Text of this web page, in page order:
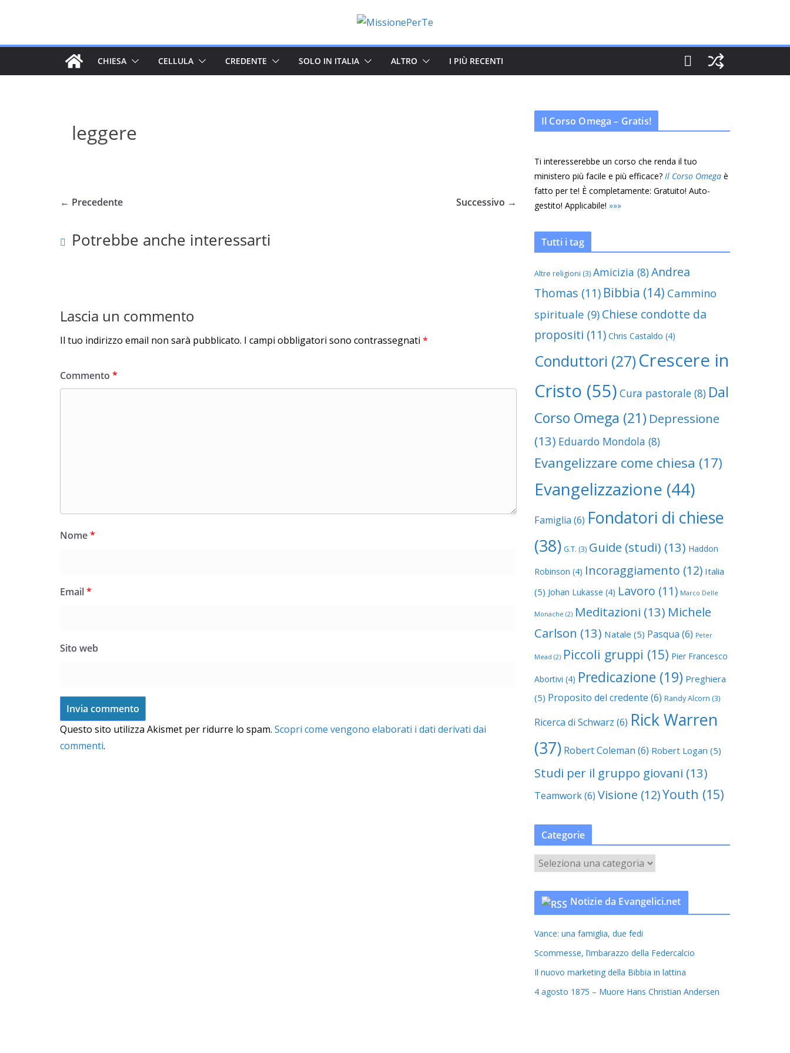
CHIESA CELLULA CREDENTE SOLO IN ITALIA ALTRO I PIÙ RECENTI
leggere
← Precedente Successivo →
Potrebbe anche interessarti
Lascia un commento
Il tuo indirizzo email non sarà pubblicato. I campi obbligatori sono contrassegnati *
Commento *
Nome*
Email*
Sito web
Questo sito utilizza Akismet per ridurre lo spam. Scopri come vengono elaborati i dati derivati dai
commenti.
Il Corso Omega – Gratis!
Ti interesserebbe un corso che renda il tuo
ministero più facile e più efficace? Il Corso Omega è
fatto per te! È completamente: Gratuito! Auto-
gestito! Applicabile! »»»
Tutti i tag
Altre religioni (3) Amicizia (8)Andrea
Thomas (11) Bibbia (14) Cammino
spirituale (9) Chiese condotte da
propositi (11) Chris Castaldo (4)
Conduttori (27) Crescere in
Cristo (55) Cura pastorale (8) Dal
Corso Omega (21) Depressione
(13) Eduardo Mondola (8)
Evangelizzare come chiesa (17)
Evangelizzazione (44)
Famiglia (6) Fondatori di chiese
(38) G.T. (3) Guide (studi) (13) Haddon
Robinson (4) Incoraggiamento (12) Italia
(5) Johan Lukasse (4) Lavoro (11) Marco Delle
Monache (2) Meditazioni (13) Michele
Carlson (13) Natale (5) Pasqua (6) Peter
Mead (2) Piccoli gruppi (15) Pier Francesco
Abortivi (4) Predicazione (19) Preghiera
(5) Proposito del credente (6) Randy Alcorn (3)
Ricerca di Schwarz (6) Rick Warren
(37) Robert Coleman (6) Robert Logan (5)
Studi per il gruppo giovani (13)
Teamwork(6) Visione (12)Youth (15)
Categorie
a
t
o
r
e
Notizie da Evangelici.net
Vance: una famiglia, due fedi
Scommesse, l’imbarazzo della Federcalcio
Il nuovo marketing della Bibbia in lattina
4 agosto 1875 – Muore Hans Christian Andersen